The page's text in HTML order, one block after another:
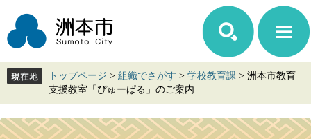
ジ
先
ュ
を
て
トップページ > 組織でさがす > 学校教育課 > 洲本市教育
支援教室「ぴゅーぱる」のご案内
本